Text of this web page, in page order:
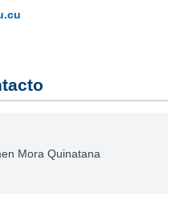
Mora Quinatana